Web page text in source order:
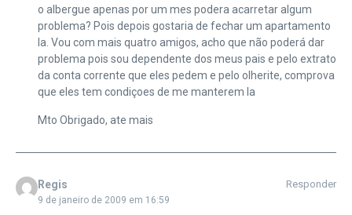
o albergue apenas por um mes podera acarretar algum
problema? Pois depois gostaria de fechar um apartamento
la. Vou com mais quatro amigos, acho que não poderá dar
problema pois sou dependente dos meus pais e pelo extrato
da conta corrente que eles pedem e pelo olherite, comprova
que eles tem condiçoes de me manterem la
Mto Obrigado, ate mais
Regis
9 de janeiro de 2009 em 16:59
Responder